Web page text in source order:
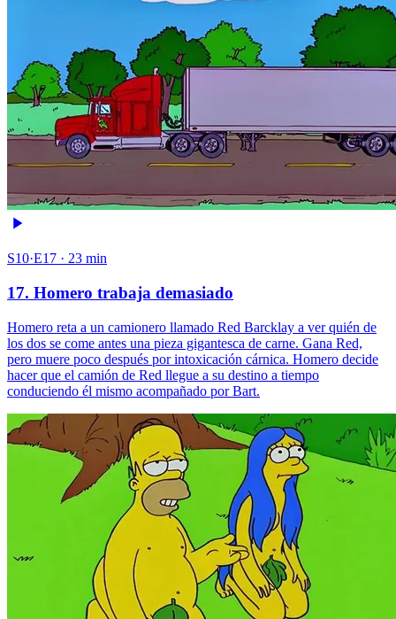
S10·E17 · 23 min
17. Homero trabaja demasiado
Homero reta a un camionero llamado Red Barcklay a ver quién de
los dos se come antes una pieza gigantesca de carne. Gana Red,
pero muere poco después por intoxicación cárnica. Homero decide
hacer que el camión de Red llegue a su destino a tiempo
conduciendo él mismo acompañado por Bart.